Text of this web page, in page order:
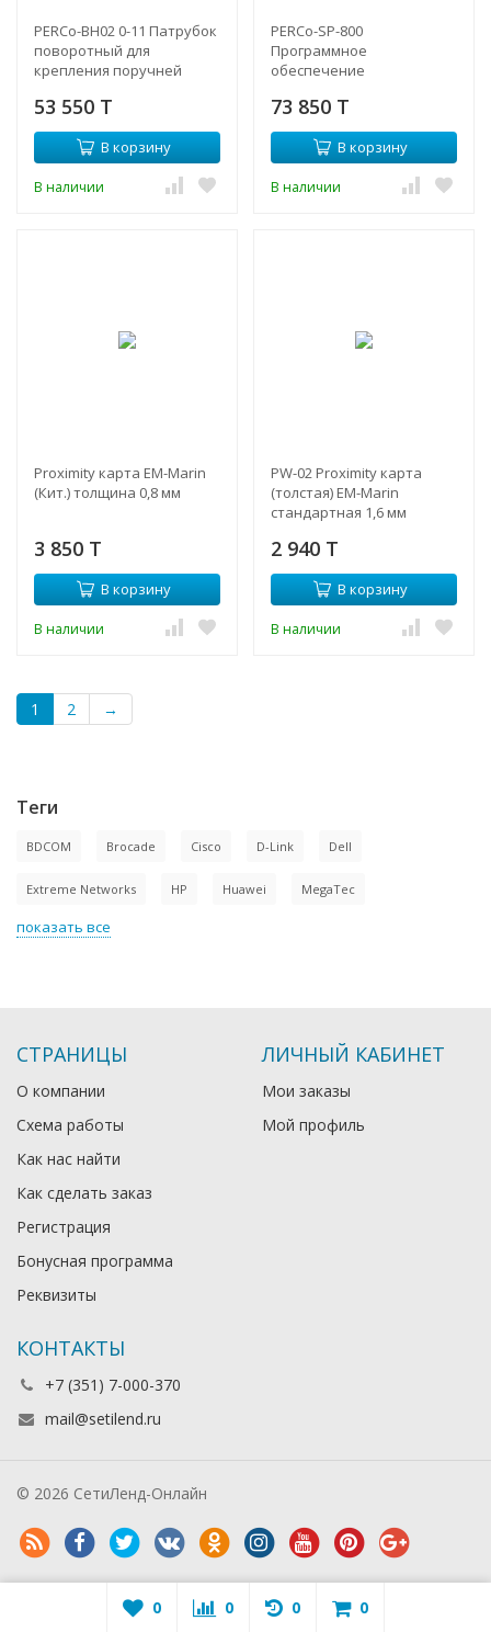
PERCo-BH02 0-11 Патрубок
поворотный для
крепления поручней
53 550 T
В корзину
В наличии
PERCo-SP-800
Программное
обеспечение
73 850 T
В корзину
В наличии
Proximity карта EM-Marin
(Кит.) толщина 0,8 мм
3 850 T
В корзину
В наличии
PW-02 Proximity карта
(толстая) EM-Marin
стандартная 1,6 мм
2 940 T
В корзину
В наличии
1 2 →
Теги
BDCOM Brocade Cisco D-Link Dell
Extreme Networks HP Huawei MegaTec
показать все
СТРАНИЦЫ
О компании
Схема работы
Как нас найти
Как сделать заказ
Регистрация
Бонусная программа
Реквизиты
ЛИЧНЫЙ КАБИНЕТ
Мои заказы
Мой профиль
КОНТАКТЫ
+7 (351) 7-000-370
mail@setilend.ru
© 2026 СетиЛенд-Онлайн
0 0 0 0